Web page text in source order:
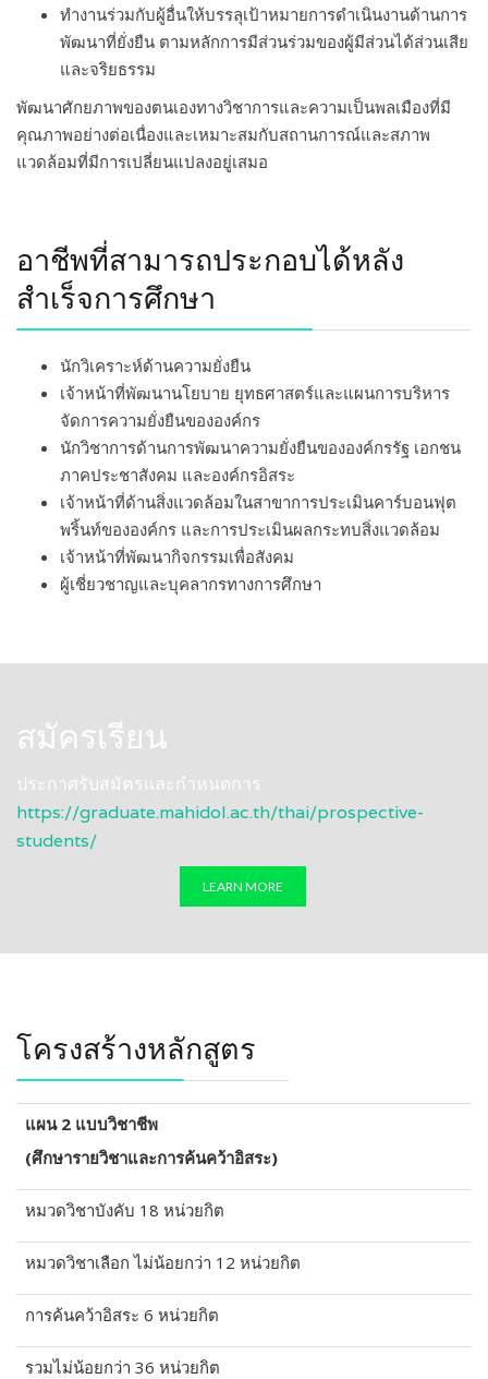
ทำงานร่วมกับผู้อื่นให้บรรลุเป้าหมายการดำเนินงานด้านการ
พัฒนาที่ยั่งยืน ตามหลักการมีส่วนร่วมของผู้มีส่วนได้ส่วนเสีย
และจริยธรรม
พัฒนาศักยภาพของตนเองทางวิชาการและความเป็นพลเมืองที่มี
คุณภาพอย่างต่อเนื่องและเหมาะสมกับสถานการณ์และสภาพ
แวดล้อมที่มีการเปลี่ยนแปลงอยู่เสมอ
อาชีพที่สามารถประกอบได้หลัง
สําเร็จการศึกษา
นักวิเคราะห์ด้านความยั่งยืน
เจ้าหน้าที่พัฒนานโยบาย ยุทธศาสตร์และแผนการบริหาร
จัดการความยั่งยืนขององค์กร
นักวิชาการด้านการพัฒนาความยั่งยืนขององค์กรรัฐ เอกชน
ภาคประชาสังคม และองค์กรอิสระ
เจ้าหน้าที่ด้านสิ่งแวดล้อมในสาขาการประเมินคาร์บอนฟุต
พริ้นท์ขององค์กร และการประเมินผลกระทบสิ่งแวดล้อม
เจ้าหน้าที่พัฒนากิจกรรมเพื่อสังคม
ผู้เชี่ยวชาญและบุคลากรทางการศึกษา
สมัครเรียน
ประกาศรับสมัครและกำหนดการ
https://graduate.mahidol.ac.th/thai/prospective-
students/
LEARN MORE
โครงสร้างหลักสูตร
แผน 2 แบบวิชาชีพ
(ศึกษารายวิชาและการค้นคว้าอิสระ)
หมวดวิชาบังคับ 18 หน่วยกิต
หมวดวิชาเลือก ไม่น้อยกว่า 12 หน่วยกิต
การค้นคว้าอิสระ 6 หน่วยกิต
รวมไม่น้อยกว่า 36 หน่วยกิต